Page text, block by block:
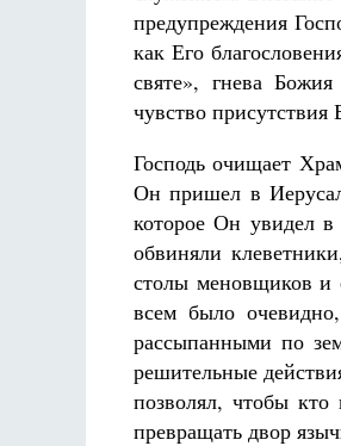
предупреждения
как Его
святе», гнева
чувство
Господь очищает
Он пришел в
которое Он увидел
обвиняли
столы меновщиков и
всем было
рассыпанными по
решительные
позволял, чтобы
превращать двор